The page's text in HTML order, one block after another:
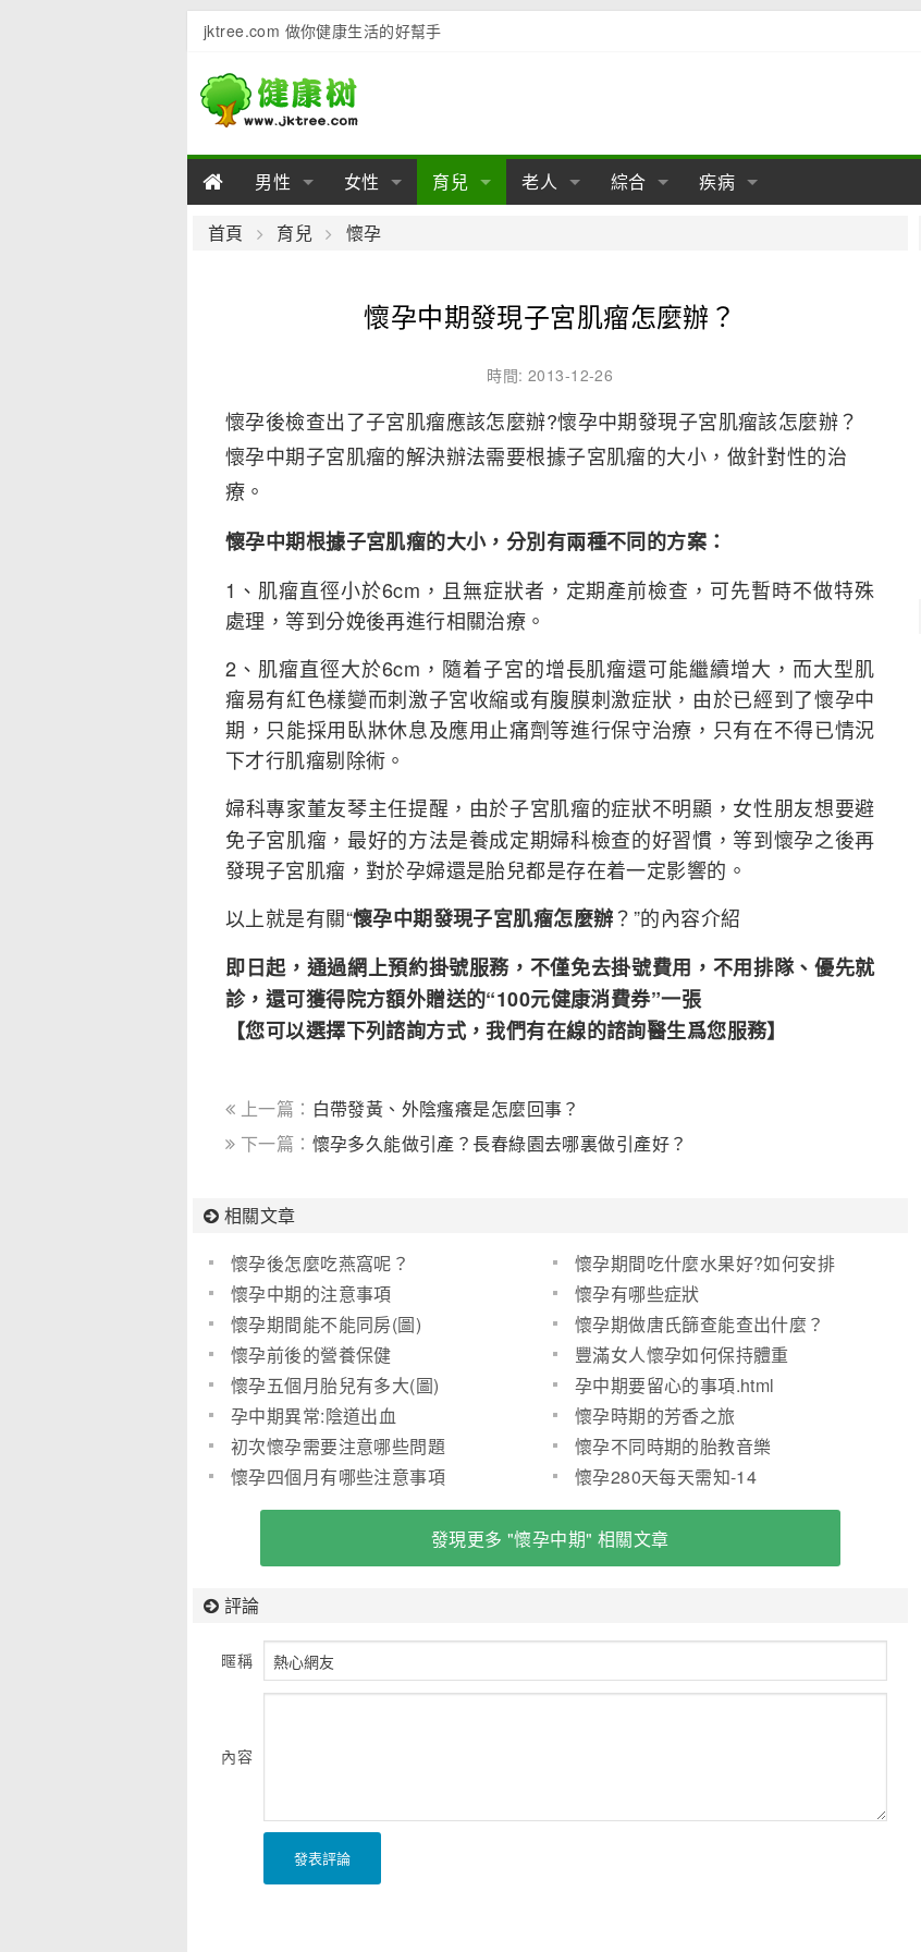
jktree.com 做你健康生活的好幫手
男性
男性陽痿
男性早泄
男性用品 男性疾病
女性
女性乳房
女性飲食
女性生理 女性疾病
育兒
幼兒期
學前期 母嬰用品
老人
老人用品
老人護理
綜合
亞健康
急救自救
疾病
肛腸科
皮膚病
眼科
內科
首頁 育兒 懷孕
懷孕中期發現子宮肌瘤怎麼辦？
時間: 2013-12-26
懷孕後檢查出了子宮肌瘤應該怎麼辦?懷孕中期發現子宮肌瘤該怎麼辦？
懷孕中期子宮肌瘤的解決辦法需要根據子宮肌瘤的大小，做針對性的治
療。
懷孕中期根據子宮肌瘤的大小，分別有兩種不同的方案：
1、肌瘤直徑小於6cm，且無症狀者，定期產前檢查，可先暫時不做特殊
處理，等到分娩後再進行相關治療。
2、肌瘤直徑大於6cm，隨着子宮的增長肌瘤還可能繼續增大，而大型肌
瘤易有紅色樣變而刺激子宮收縮或有腹膜刺激症狀，由於已經到了懷孕中
期，只能採用臥牀休息及應用止痛劑等進行保守治療，只有在不得已情況
下才行肌瘤剔除術。
婦科專家董友琴主任提醒，由於子宮肌瘤的症狀不明顯，女性朋友想要避
免子宮肌瘤，最好的方法是養成定期婦科檢查的好習慣，等到懷孕之後再
發現子宮肌瘤，對於孕婦還是胎兒都是存在着一定影響的。
以上就是有關“懷孕中期發現子宮肌瘤怎麼辦？”的內容介紹
即日起，通過網上預約掛號服務，不僅免去掛號費用，不用排隊、優先就
診，還可獲得院方額外贈送的“100元健康消費券”一張
【您可以選擇下列諮詢方式，我們有在線的諮詢醫生爲您服務】
上一篇： 白帶發黃、外陰瘙癢是怎麼回事？
下一篇： 懷孕多久能做引產？長春綠園去哪裏做引產好？
相關文章
懷孕後怎麼吃燕窩呢？
懷孕期間吃什麼水果好?如何安排
孕期飲食?
懷孕中期的注意事項
懷孕有哪些症狀
懷孕期間能不能同房(圖)
懷孕期做唐氏篩查能查出什麼？
懷孕前後的營養保健
豐滿女人懷孕如何保持體重
懷孕五個月胎兒有多大(圖)
孕中期要留心的事項.html
孕中期異常:陰道出血
懷孕時期的芳香之旅
初次懷孕需要注意哪些問題
懷孕不同時期的胎教音樂
懷孕四個月有哪些注意事項
懷孕280天每天需知-14
發現更多 "懷孕中期" 相關文章
評論
暱稱
內容
發表評論